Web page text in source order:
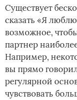
Существует
сказать «Я
возможное,
партнер
Например,
вы прямо
регулярной
чувствовать